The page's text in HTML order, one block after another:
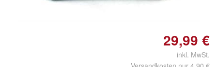
29,99 €
inkl. MwSt.